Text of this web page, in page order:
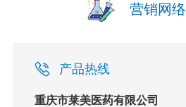
营销网络
产品热线
重庆市莱美医药有限公司